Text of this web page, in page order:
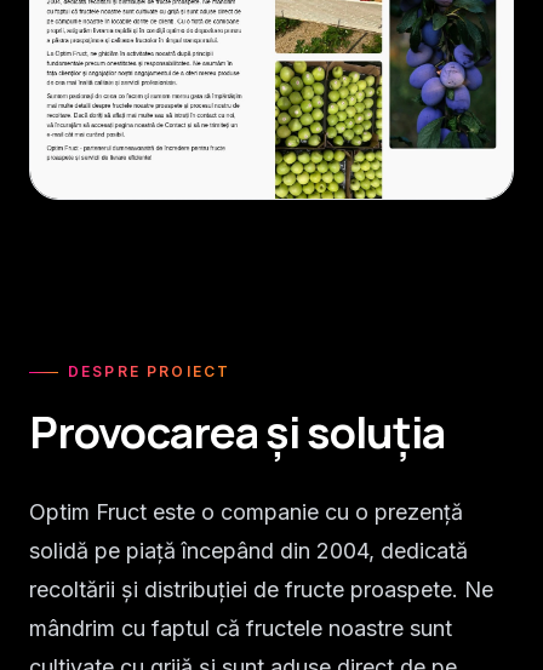
DESPRE PROIECT
Provocarea și soluția
Optim Fruct este o companie cu o prezență
solidă pe piață începând din 2004, dedicată
recoltării și distribuției de fructe proaspete. Ne
mândrim cu faptul că fructele noastre sunt